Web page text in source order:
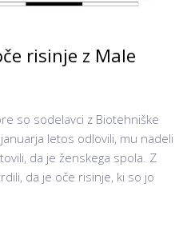
risinje z Male
so sodelavci z Biotehniške
letos odlovili, mu nadeli
da je ženskega spola. Z
da je oče risinje, ki so jo